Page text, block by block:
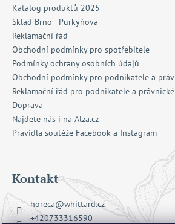
Katalog produktů 2025
Sklad Brno - Purkyňova
Reklamační řád
Obchodní podmínky pro spotřebitele
Podmínky ochrany osobních údajů
Obchodní podmínky pro podnikatele a
Reklamační řád pro podnikatele a
Doprava
Najdete nás i na Alza.cz
Pravidla soutěže Facebook a Instagram
Kontakt
horeca@whittard.cz
+420733316590